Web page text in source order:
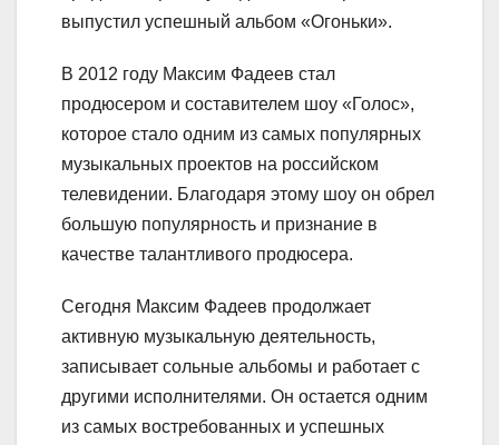
выпустил успешный альбом «Огоньки».
В 2012 году Максим Фадеев стал
продюсером и составителем шоу «Голос»,
которое стало одним из самых популярных
музыкальных проектов на российском
телевидении. Благодаря этому шоу он обрел
большую популярность и признание в
качестве талантливого продюсера.
Сегодня Максим Фадеев продолжает
активную музыкальную деятельность,
записывает сольные альбомы и работает с
другими исполнителями. Он остается одним
из самых востребованных и успешных